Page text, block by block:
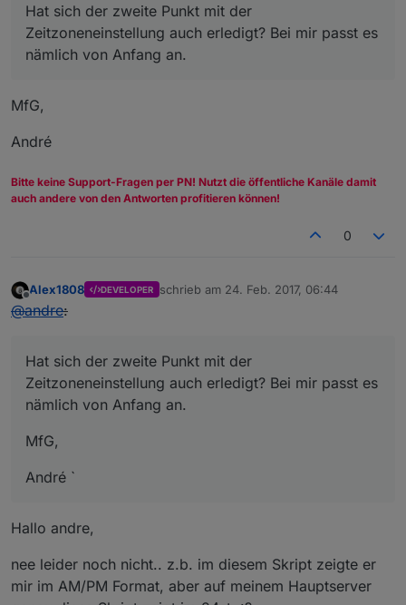
Hat sich der zweite Punkt mit der
Zeitzoneneinstellung auch erledigt? Bei mir passt es
nämlich von Anfang an.
MfG,
André
Bitte keine Support-Fragen per PN! Nutzt die öffentliche Kanäle damit
auch andere von den Antworten profitieren können!
0
Offline
Alex1808 DEVELOPER schrieb am 24. Feb. 2017, 06:44
zuletzt editiert von
@andre:
Hat sich der zweite Punkt mit der
Zeitzoneneinstellung auch erledigt? Bei mir passt es
nämlich von Anfang an.
MfG,
André `
Hallo andre,
nee leider noch nicht.. z.b. im diesem Skript zeigte er
mir im AM/PM Format, aber auf meinem Hauptserver